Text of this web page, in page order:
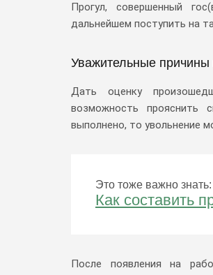
Прогул, совершенный
дальнейшем поступить на
Уважительные причины
Дать оценку
возможность прояснить
выполнено, то увольнение
Это тоже важно знать:
Как составить
После появления на